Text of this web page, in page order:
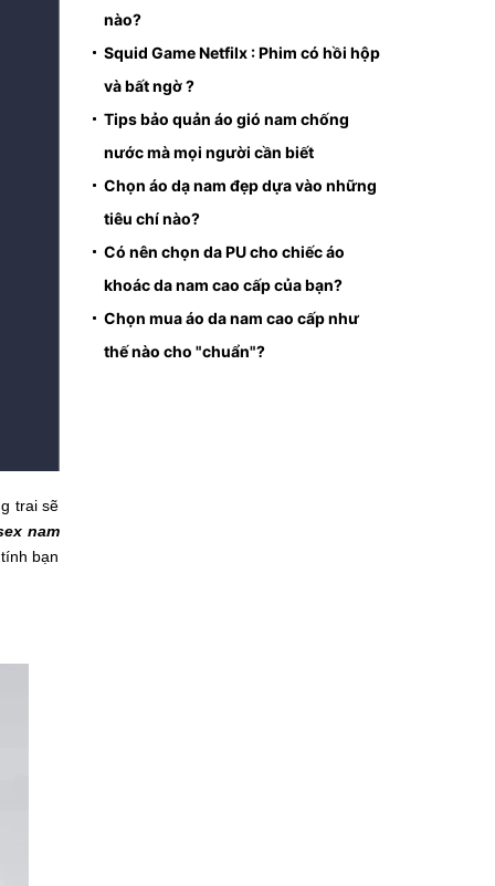
trai sẽ
nam
bạn
nào?
Squid Game Netfilx : Phim có hồi hộp
và bất ngờ ?
Tips bảo quản áo gió nam chống
nước mà mọi người cần biết
Chọn áo dạ nam đẹp dựa vào những
tiêu chí nào?
Có nên chọn da PU cho chiếc áo
khoác da nam cao cấp của bạn?
Chọn mua áo da nam cao cấp như
thế nào cho "chuẩn"?